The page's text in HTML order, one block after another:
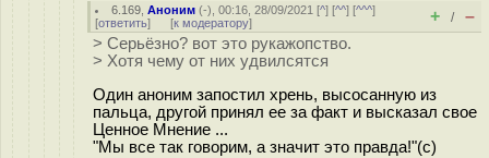
6.169 ,Аноним (-), 00:16, 28/09/2021 [^] [^^] [^^^]
[ответить] [к модератору] + / –
> Серьёзно? вот это рукажопство.
> Хотя чему от них удвилсятся
Один аноним запостил хрень, высосанную из
пальца, другой принял ее за факт и высказал свое
Ценное Мнение ...
"Мы все так говорим, а значит это правда!"(с)